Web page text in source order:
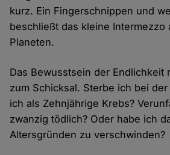
kurz. Ein Fingerschnippen und
beschließt das kleine Intermezzo
Planeten.
Das Bewusstsein der Endlichkeit
zum Schicksal. Sterbe ich bei der
ich als Zehnjährige Krebs?
zwanzig tödlich? Oder habe ich
Altersgründen zu verschwinden?